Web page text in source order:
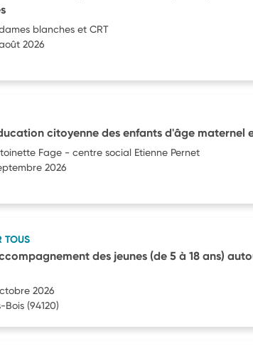
blanches et CRT
2026
citoyenne des enfants d'âge maternel
Fage - centre social Etienne Pernet
2026
TOUS
des jeunes (de 5 à 18 ans)
2026
Bois (94120)